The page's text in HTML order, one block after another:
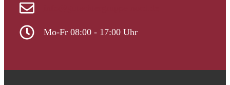
Mo-Fr 08:00 - 17:00 Uhr